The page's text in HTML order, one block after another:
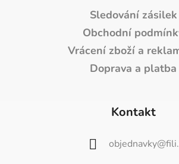
Sledování zásilek
Obchodní
Vrácení zboží a
Doprava a platba
Kontakt
objednavky@